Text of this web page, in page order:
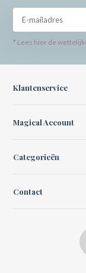
* Lees hier de
Klantenservice
Magical Account
Categorieën
Contact